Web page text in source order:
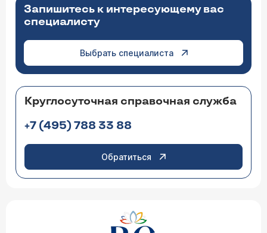
Запишитесь к интересующему вас
специалисту
Выбрать специалиста
Круглосуточная справочная служба
+7 (495) 788 33 88
Обратиться